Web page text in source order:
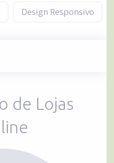
Design Responsivo
de Lojas